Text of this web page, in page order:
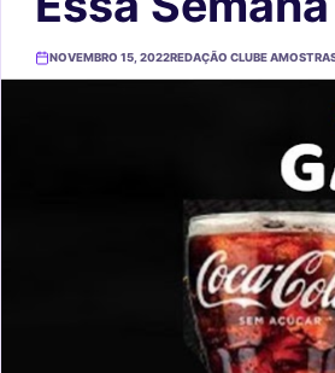
NOVEMBRO 15, 2022REDAÇÃO CLUBE